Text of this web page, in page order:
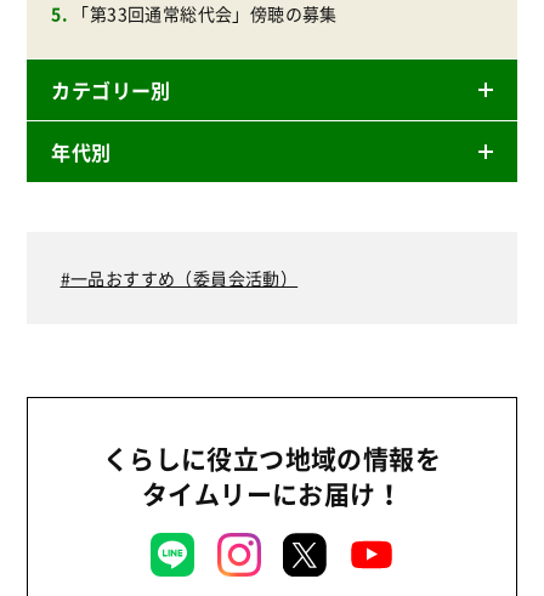
「第33回通常総代会」傍聴の募集
カテゴリー別
ニュースリリース
事業
平和と国際連帯
お米の出前授業
年代別
2025年
2022年
一品おすすめ（委員会活動）
くらしに役立つ地域の情報を
タイムリーにお届け！